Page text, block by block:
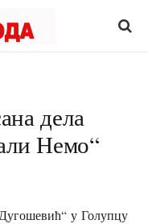
дела
Немо“
у Голупцу